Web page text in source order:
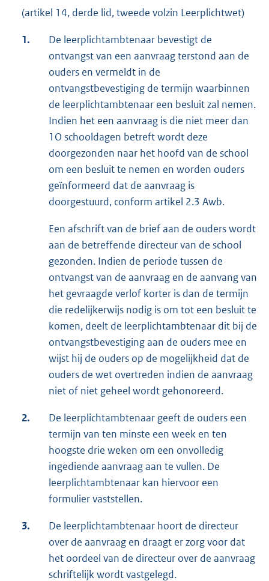
(artikel 14, derde lid, tweede volzin Leerplichtwet)
1.
De leerplichtambtenaar bevestigt de
ontvangst van een aanvraag terstond aan de
ouders en vermeldt in de
ontvangstbevestiging de termijn waarbinnen
de leerplichtambtenaar een besluit zal nemen.
Indien het een aanvraag is die niet meer dan
1O schooldagen betreft wordt deze
doorgezonden naar het hoofd van de school
om een besluit te nemen en worden ouders
geïnformeerd dat de aanvraag is
doorgestuurd, conform artikel 2.3 Awb.
Een afschrift van de brief aan de ouders wordt
aan de betreffende directeur van de school
gezonden. Indien de periode tussen de
ontvangst van de aanvraag en de aanvang van
het gevraagde verlof korter is dan de termijn
die redelijkerwijs nodig is om tot een besluit te
komen, deelt de leerplichtambtenaar dit bij de
ontvangstbevestiging aan de ouders mee en
wijst hij de ouders op de mogelijkheid dat de
ouders de wet overtreden indien de aanvraag
niet of niet geheel wordt gehonoreerd.
2.
De leerplichtambtenaar geeft de ouders een
termijn van ten minste een week en ten
hoogste drie weken om een onvolledig
ingediende aanvraag aan te vullen. De
leerplichtambtenaar kan hiervoor een
formulier vaststellen.
3.
De leerplichtambtenaar hoort de directeur
over de aanvraag en draagt er zorg voor dat
het oordeel van de directeur over de aanvraag
schriftelijk wordt vastgelegd.